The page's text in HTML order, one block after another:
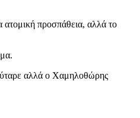
προσπάθεια, αλλά το
αλλά ο Χαμηλοθώρης